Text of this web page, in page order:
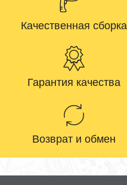
Качественная сборка
Гарантия качества
Возврат и обмен